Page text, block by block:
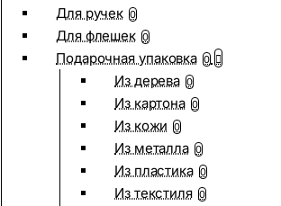
Для ручек 0
Для флешек 0
Подарочная упаковка 0
Из дерева 0
Из картона 0
Из кожи 0
Из металла 0
Из пластика 0
Из текстиля 0